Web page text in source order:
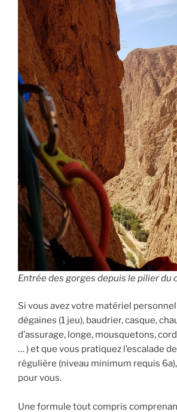
Entrée des gorges depuis le pilier du
Si vous avez votre matériel
dégaines (1 jeu), baudrier, casque,
d’assurage, longe, mousquetons,
… ) et que vous pratiquez l’escalade
régulière (niveau minimum requis
pour vous.
Une formule tout compris